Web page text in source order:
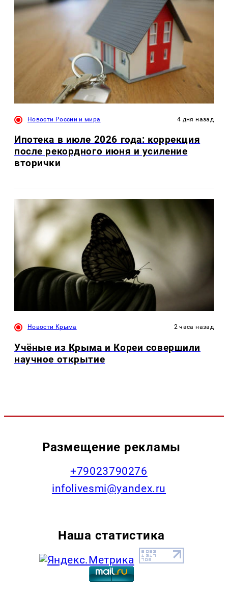
Новости России и мира 4 дня назад
Ипотека в июле 2026 года: коррекция
после рекордного июня и усиление
вторички
Новости Крыма 2 часа назад
Учёные из Крыма и Кореи совершили
научное открытие
Размещение рекламы
+79023790276
infolivesmi@yandex.ru
Наша статистика